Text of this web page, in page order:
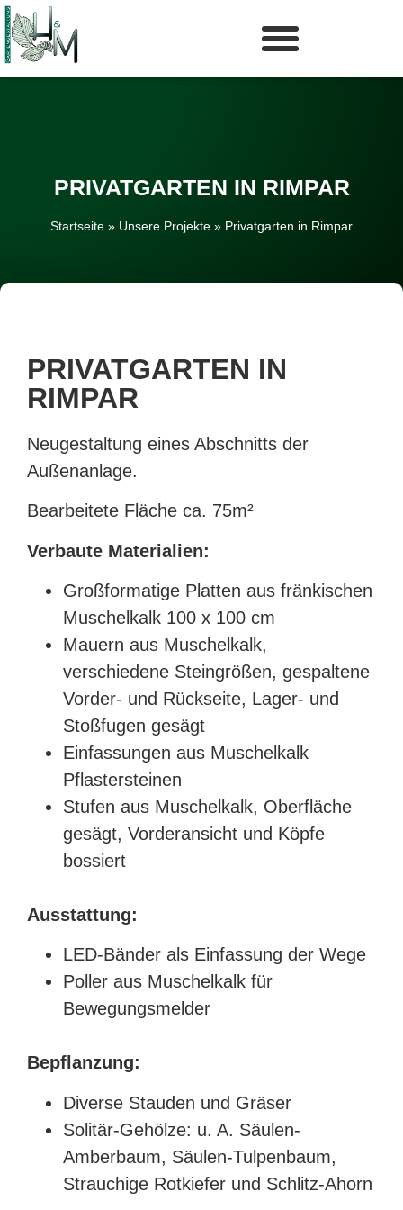
PRIVATGARTEN IN RIMPAR
Startseite » Unsere Projekte » Privatgarten in Rimpar
PRIVATGARTEN IN
RIMPAR
Neugestaltung eines Abschnitts der
Außenanlage.
Bearbeitete Fläche ca. 75m²
Verbaute Materialien:
Großformatige Platten aus fränkischen
Muschelkalk 100 x 100 cm
Mauern aus Muschelkalk,
verschiedene Steingrößen, gespaltene
Vorder- und Rückseite, Lager- und
Stoßfugen gesägt
Einfassungen aus Muschelkalk
Pflastersteinen
Stufen aus Muschelkalk, Oberfläche
gesägt, Vorderansicht und Köpfe
bossiert
Ausstattung:
LED-Bänder als Einfassung der Wege
Poller aus Muschelkalk für
Bewegungsmelder
Bepflanzung:
Diverse Stauden und Gräser
Solitär-Gehölze: u. A. Säulen-
Amberbaum, Säulen-Tulpenbaum,
Strauchige Rotkiefer und Schlitz-Ahorn